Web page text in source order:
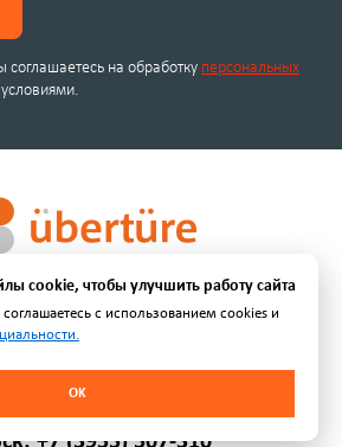
на обработку персональных
условиями.
- Торговая марка завода-производителя
дверей и стеновых панелей.
+7 (3952) 380-310
+7 (3955) 507-310
cookie, чтобы улучшить работу сайта
с использованием cookies и
OK